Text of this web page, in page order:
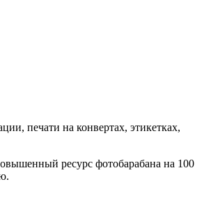
печати на конвертах, этикетках,
ресурс фотобарабана на 100